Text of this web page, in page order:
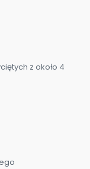
z około 4